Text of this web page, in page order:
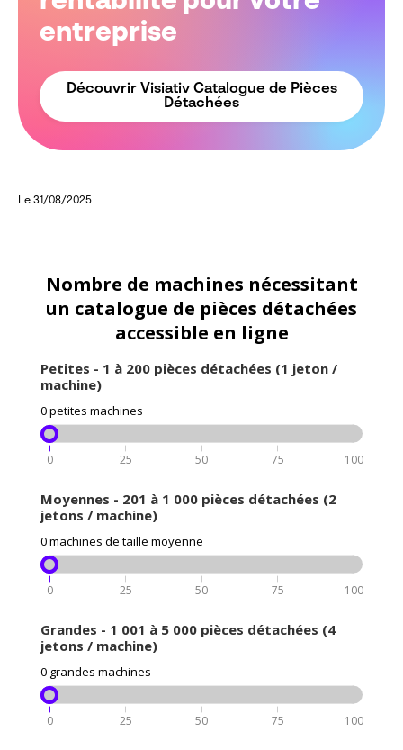
entreprise
Découvrir Visiativ Catalogue de Pièces
Détachées
Le 31/08/2025